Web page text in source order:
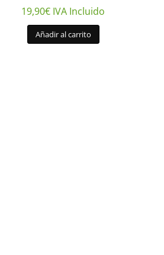
19,90€ IVA Incluido
Añadir al carrito